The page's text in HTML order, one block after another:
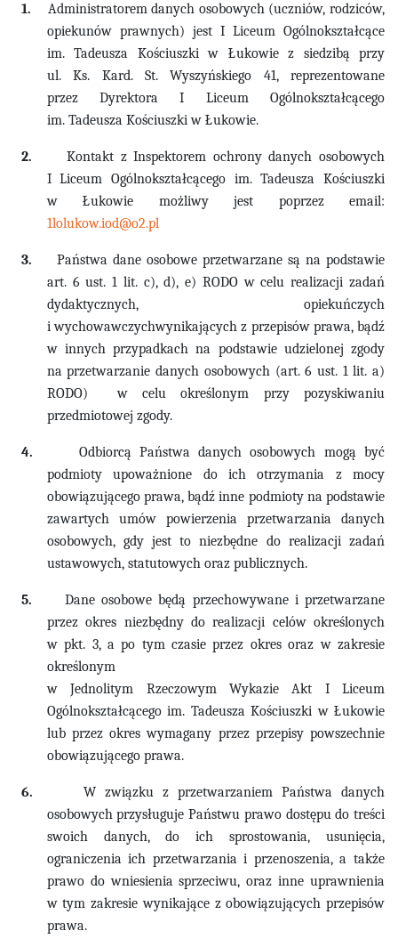
1.
Administratorem danych osobowych (uczniów, rodziców,
opiekunów prawnych) jest I Liceum Ogólnokształcące
im. Tadeusza Kościuszki w Łukowie z siedzibą przy
ul. Ks. Kard. St. Wyszyńskiego 41, reprezentowane
przez Dyrektora I Liceum Ogólnokształcącego
im. Tadeusza Kościuszki w Łukowie.
2.
Kontakt z Inspektorem ochrony danych osobowych
I Liceum Ogólnokształcącego im. Tadeusza Kościuszki
w Łukowie możliwy jest poprzez email:
1lolukow.iod@o2.pl
3.
Państwa dane osobowe przetwarzane są na podstawie
art. 6 ust. 1 lit. c), d), e) RODO w celu realizacji zadań
dydaktycznych, opiekuńczych
i wychowawczychwynikających z przepisów prawa, bądź
w innych przypadkach na podstawie udzielonej zgody
na przetwarzanie danych osobowych (art. 6 ust. 1 lit. a)
RODO)
w celu określonym przy pozyskiwaniu
przedmiotowej zgody.
4.
Odbiorcą Państwa danych osobowych mogą być
podmioty upoważnione do ich otrzymania z mocy
obowiązującego prawa, bądź inne podmioty na podstawie
zawartych umów powierzenia przetwarzania danych
osobowych, gdy jest to niezbędne do realizacji zadań
ustawowych, statutowych oraz publicznych.
5.
Dane osobowe będą przechowywane i przetwarzane
przez okres niezbędny do realizacji celów określonych
w pkt. 3, a po tym czasie przez okres oraz w zakresie
określonym
w Jednolitym Rzeczowym Wykazie Akt I Liceum
Ogólnokształcącego im. Tadeusza Kościuszki w Łukowie
lub przez okres wymagany przez przepisy powszechnie
obowiązującego prawa.
6.
W związku z przetwarzaniem Państwa danych
osobowych przysługuje Państwu prawo dostępu do treści
swoich danych, do ich sprostowania, usunięcia,
ograniczenia ich przetwarzania i przenoszenia, a także
prawo do wniesienia sprzeciwu, oraz inne uprawnienia
w tym zakresie wynikające z obowiązujących przepisów
prawa.